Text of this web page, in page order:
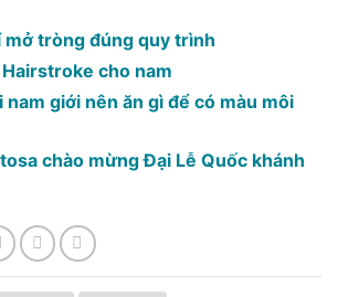
mở tròng đúng quy trình
cho nam
nam giới nên ăn gì để có màu môi
chào mừng Đại Lễ Quốc khánh